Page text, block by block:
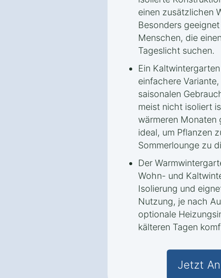
einen zusätzlichen
Besonders
Menschen, die
Tageslicht suchen.
Ein
einfachere
saisonalen
meist nicht isoliert
wärmeren
ideal, um Pflanzen
Sommerlounge zu
Der
Wohn- und
Isolierung und
Nutzung, je nach
optionale
kälteren Tagen
Jetzt